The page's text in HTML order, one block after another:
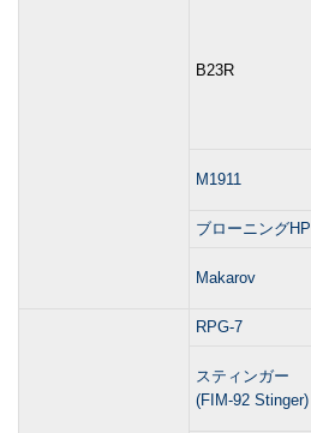
B23R
M1911
ブローニングHP
Makarov
RPG-7
スティンガー
(FIM-92 Stinger)